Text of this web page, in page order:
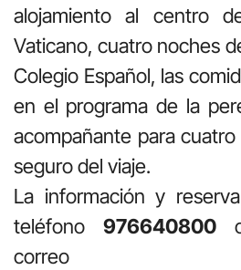
alojamiento al centro
Vaticano, cuatro noches
Colegio Español, las
en el programa de la
acompañante para
seguro del viaje.
La información y
teléfono 976640800
correo